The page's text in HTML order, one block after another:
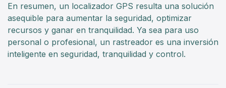
En resumen, un localizador GPS resulta una solución
asequible para aumentar la seguridad, optimizar
recursos y ganar en tranquilidad. Ya sea para uso
personal o profesional, un rastreador es una inversión
inteligente en seguridad, tranquilidad y control.